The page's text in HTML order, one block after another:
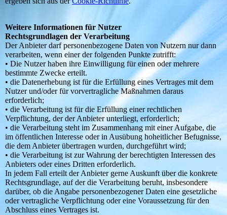
Weitere Informationen für Nutzer
Rechtsgrundlagen der Verarbeitung
Der Anbieter darf personenbezogene Daten von Nutzern nur dann
verarbeiten, wenn einer der folgenden Punkte zutrifft:
• Die Nutzer haben ihre Einwilligung für einen oder mehrere
bestimmte Zwecke erteilt.
• die Datenerhebung ist für die Erfüllung eines Vertrages mit dem
Nutzer und/oder für vorvertragliche Maßnahmen daraus
erforderlich;
• die Verarbeitung ist für die Erfüllung einer rechtlichen
Verpflichtung, der der Anbieter unterliegt, erforderlich;
• die Verarbeitung steht im Zusammenhang mit einer Aufgabe, die
im öffentlichen Interesse oder in Ausübung hoheitlicher Befugnisse,
die dem Anbieter übertragen wurden, durchgeführt wird;
• die Verarbeitung ist zur Wahrung der berechtigten Interessen des
Anbieters oder eines Dritten erforderlich.
In jedem Fall erteilt der Anbieter gerne Auskunft über die konkrete
Rechtsgrundlage, auf der die Verarbeitung beruht, insbesondere
darüber, ob die Angabe personenbezogener Daten eine gesetzliche
oder vertragliche Verpflichtung oder eine Voraussetzung für den
Abschluss eines Vertrages ist.